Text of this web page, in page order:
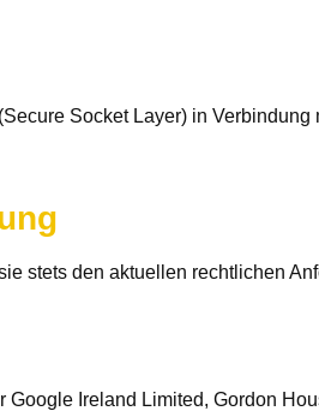
Socket Layer) in
stets den aktuellen rechtlichen
Ireland Limited, Gordon